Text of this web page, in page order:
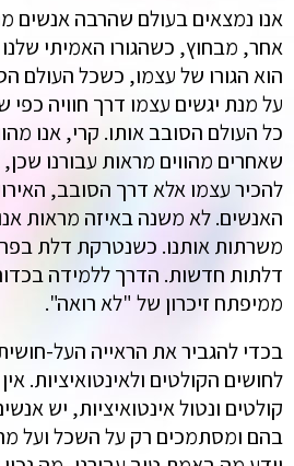
אנו נמצאים בעולם שהרבה אנשים
אחר, מבחוץ, כשהגורו האמיתי
הוא הגורו של עצמו, כשכל העולם
על מנת יגשים עצמו דרך חוויה
כל העולם הסובב אותו. קרי, אנו
שאחרים מהווים מראות עבורנו שכן,
להכיר עצמו אלא דרך הסובב,
האנשים. לא משנה באיזה מראות
משרתות אותנו. כשנטרקת דלת
דלתות חדשות. הדרך ללמידה
ממיפתח זיכרון של "לא רואה".
בכדי להגביר את הראייה העל-
לחושים הקולטים ולאינטואיציות.
קולטים ונטול אינטואיציות, יש
בהם ומסתמכים רק על השכל ועל